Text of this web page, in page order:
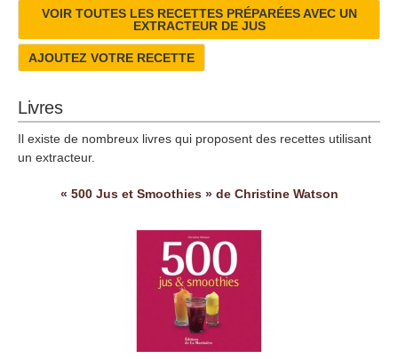
VOIR TOUTES LES RECETTES PRÉPARÉES AVEC UN
EXTRACTEUR DE JUS
AJOUTEZ VOTRE RECETTE
Livres
Il existe de nombreux livres qui proposent des recettes utilisant
un extracteur.
« 500 Jus et Smoothies » de Christine Watson